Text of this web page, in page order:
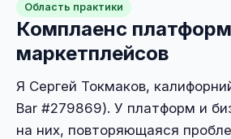
Область практики
Комплаенс
маркетплейсов
Я Сергей Токмаков,
Bar #279869). У платформ и
на них, повторяющаяся